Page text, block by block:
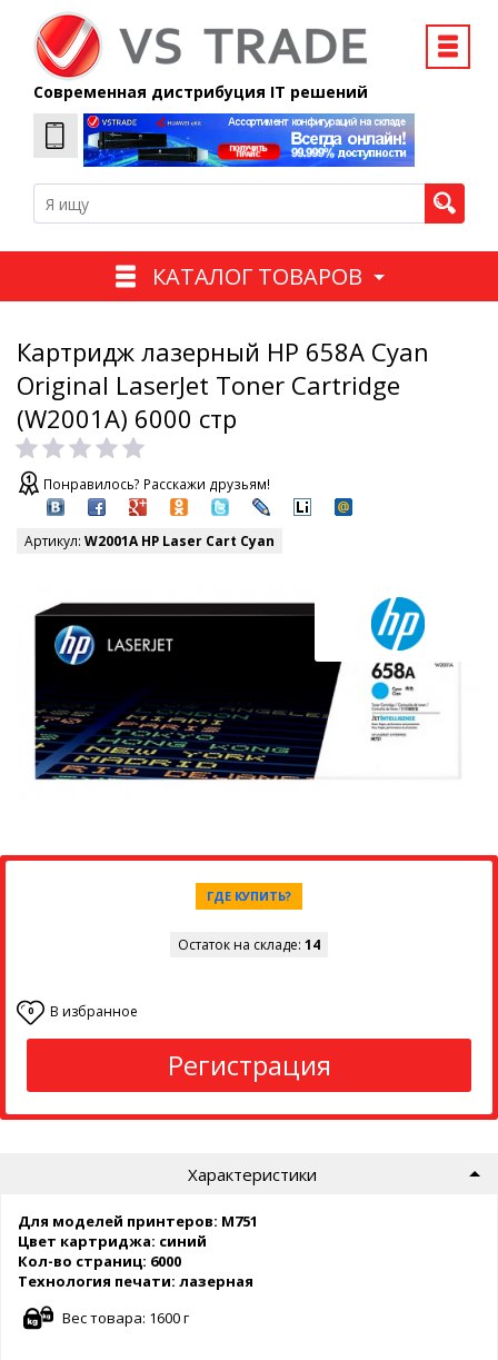
Современная дистрибуция IT решений
КАТАЛОГ ТОВАРОВ
Картридж лазерный HP 658A Cyan
Original LaserJet Toner Cartridge
(W2001A) 6000 стр
Понравилось? Расскажи друзьям!
Артикул: W2001A HP Laser Cart Cyan
ГДЕ КУПИТЬ?
Остаток на складе: 14
0 В избранное
Регистрация
Характеристики
Для моделей принтеров: M751
Цвет картриджа: синий
Кол-во страниц: 6000
Технология печати: лазерная
Вес товара: 1600 г